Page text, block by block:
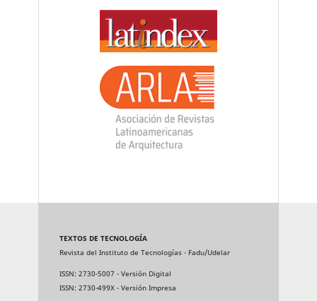
TEXTOS DE TECNOLOGÍA
Revista del Instituto de Tecnologías - Fadu/Udelar
ISSN: 2730-5007 - Versión Digital
ISSN: 2730-499X - Versión Impresa